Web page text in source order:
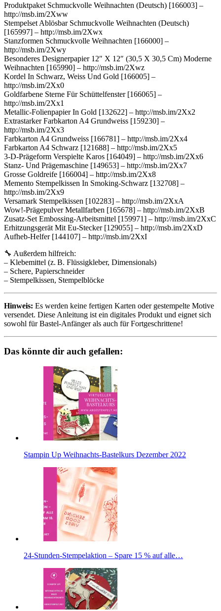
Produktpaket Schmuckvolle Weihnachten (Deutsch) [166003] –
http://msb.im/2Xww
Stempelset Ablösbar Schmuckvolle Weihnachten (Deutsch)
[165997] – http://msb.im/2Xwx
Stanzformen Schmuckvolle Weihnachten [166000] –
http://msb.im/2Xwy
Besonderes Designerpapier 12″ X 12″ (30,5 X 30,5 Cm) Moderne
Weihnachten [165990] – http://msb.im/2Xwz
Kordel In Schwarz, Weiss Und Gold [166005] –
http://msb.im/2Xx0
Goldfarbene Sterne Für Schüttelfenster [166065] –
http://msb.im/2Xx1
Metallic-Folienpapier In Gold [132622] – http://msb.im/2Xx2
Extrastarker Farbkarton A4 Grundweiss [159230] –
http://msb.im/2Xx3
Farbkarton A4 Grundweiss [166781] – http://msb.im/2Xx4
Farbkarton A4 Schwarz [121688] – http://msb.im/2Xx5
3-D-Prägeform Verspielte Karos [164049] – http://msb.im/2Xx6
Stanz- Und Prägemaschine [149653] – http://msb.im/2Xx7
Grosse Goldreife [166004] – http://msb.im/2Xx8
Memento Stempelkissen In Smoking-Schwarz [132708] –
http://msb.im/2Xx9
Versamark Stempelkissen [102283] – http://msb.im/2XxA
Wow!-Prägepulver Metallfarben [165678] – http://msb.im/2XxB
Zusatz-Set Embossing-Arbeitsmittel [159971] – http://msb.im/2XxC
Erhitzungsgerät Mit Eu-Stecker [129055] – http://msb.im/2XxD
Aufheb-Helfer [144107] – http://msb.im/2XxI
🔧 Außerdem hilfreich:
– Klebemittel (z. B. Flüssigkleber, Dimensionals)
– Schere, Papierschneider
– Stempelkissen, Stempelblöcke
Hinweis: Es werden keine fertigen Karten oder gestempelte Motive
versendet. Diese Anleitung ist ein digitales Produkt und eignet sich
sowohl für Bastel-Anfänger als auch für Fortgeschrittene!
Das könnte dir auch gefallen:
Stampin Up Weihnachts-Bastelkurs Dezember 2022
24-Stunden-Stempelaktion – Spare 15 % auf alle…